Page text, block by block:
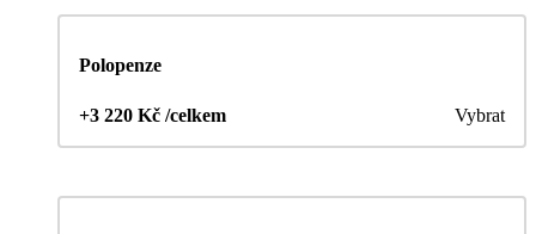
Polopenze
+3 220 Kč /celkem Vybrat